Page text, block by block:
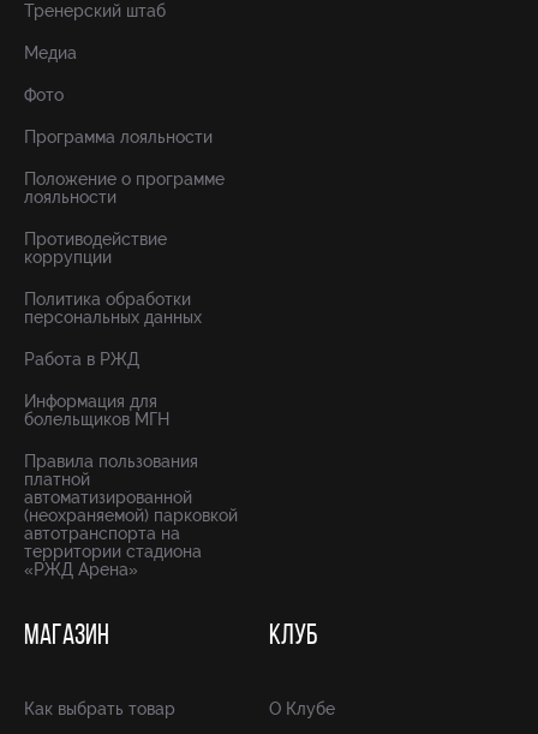
Тренерский штаб
Медиа
Фото
Программа лояльности
Положение о программе
лояльности
Противодействие
коррупции
Политика обработки
персональных данных
Работа в РЖД
Информация для
болельщиков МГН
Правила пользования
платной
автоматизированной
(неохраняемой) парковкой
автотранспорта на
территории стадиона
«РЖД Арена»
МАГАЗИН
Как выбрать товар
КЛУБ
О Клубе